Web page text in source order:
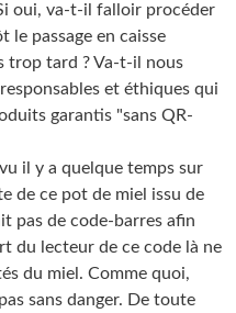
oui, va-t-il falloir procéder
le passage en caisse
trop tard ? Va-t-il nous
et éthiques qui
garantis "sans QR-
il y a quelque temps sur
de ce pot de miel issu de
pas de code-barres afin
du lecteur de ce code là ne
du miel. Comme quoi,
sans danger. De toute